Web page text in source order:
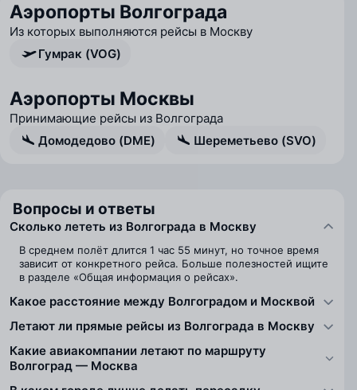
Аэропорты Волгограда
Из которых выполняются рейсы в Москву
Гумрак (VOG)
Аэропорты Москвы
Принимающие рейсы из Волгограда
Домодедово (DME)
Шереметьево (SVO)
Вопросы и ответы
Сколько лететь из Волгограда в Москву
В среднем полёт длится 1 час 55 минут, но точное время
зависит от конкретного рейса. Больше полезностей ищите
в разделе «Общая информация о рейсах».
Какое расстояние между Волгоградом и Москвой
Летают ли прямые рейсы из Волгограда в Москву
Какие авиакомпании летают по маршруту
Волгоград — Москва